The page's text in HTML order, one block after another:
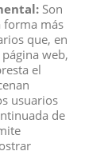
HEMBRA
View
Son
forma más
que, en
web,
el
usuarios
de